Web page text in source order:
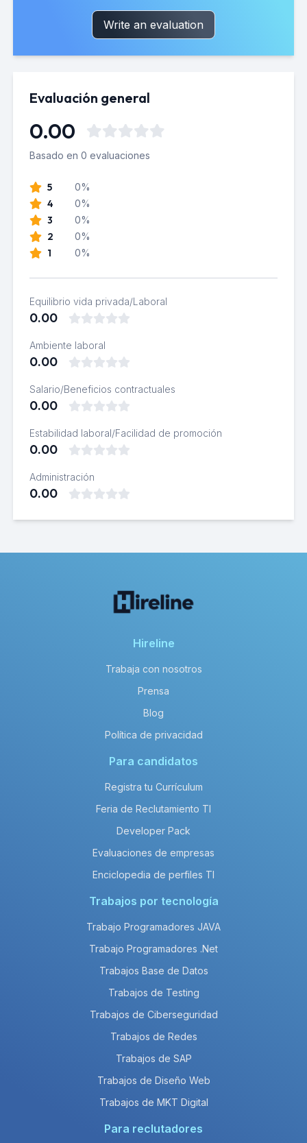
Write an evaluation
Evaluación general
0.00
Basado en 0 evaluaciones
5 0%
4 0%
3 0%
2 0%
1 0%
Equilibrio vida privada/Laboral
0.00
Ambiente laboral
0.00
Salario/Beneficios contractuales
0.00
Estabilidad laboral/Facilidad de promoción
0.00
Administración
0.00
Hireline
Trabaja con nosotros
Prensa
Blog
Política de privacidad
Para candidatos
Registra tu Currículum
Feria de Reclutamiento TI
Developer Pack
Evaluaciones de empresas
Enciclopedia de perfiles TI
Trabajos por tecnología
Trabajo Programadores JAVA
Trabajo Programadores .Net
Trabajos Base de Datos
Trabajos de Testing
Trabajos de Ciberseguridad
Trabajos de Redes
Trabajos de SAP
Trabajos de Diseño Web
Trabajos de MKT Digital
Para reclutadores